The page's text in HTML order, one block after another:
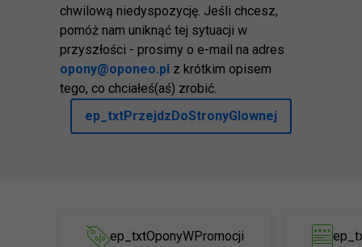
chwilową niedyspozycję. Jeśli chcesz,
pomóż nam uniknąć tej sytuacji w
przyszłości - prosimy o e-mail na adres
opony@oponeo.pl z krótkim opisem
tego, co chciałeś(aś) zrobić.
ep_txtPrzejdzDoStronyGlownej
ep_txtOponyWPromocji